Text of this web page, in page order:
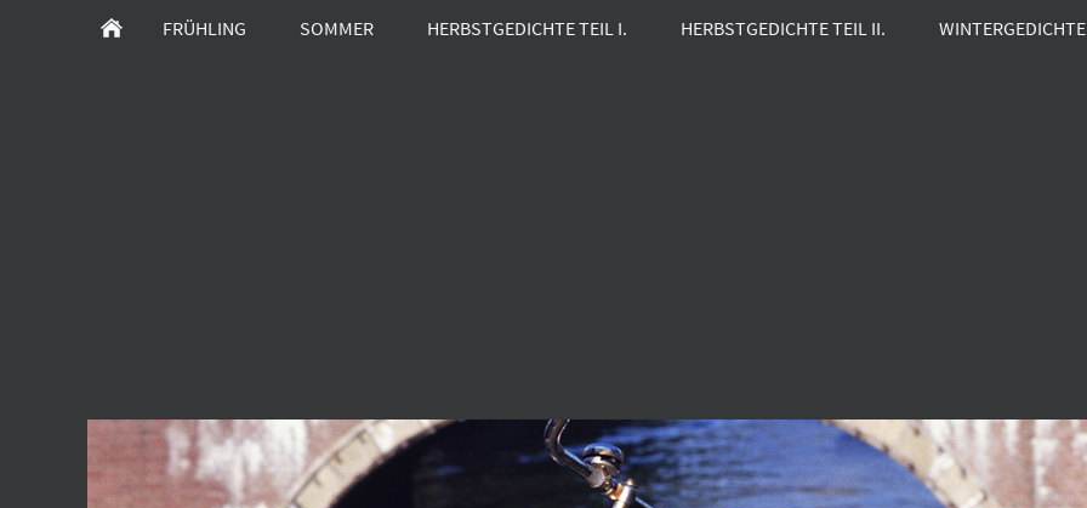
FRÜHLING SOMMER HERBSTGEDICHTE TEIL I. HERBSTGEDICHTE TEIL II. WINTERGEDICHTE